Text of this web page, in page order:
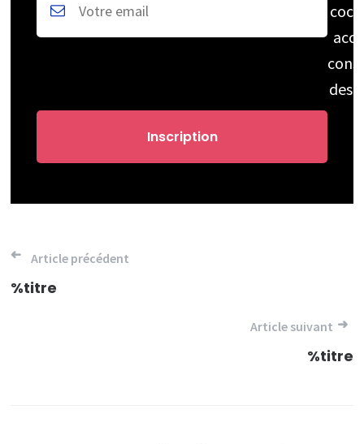
des
Navigation
de
Article précédent
%titre
Article suivant
%titre